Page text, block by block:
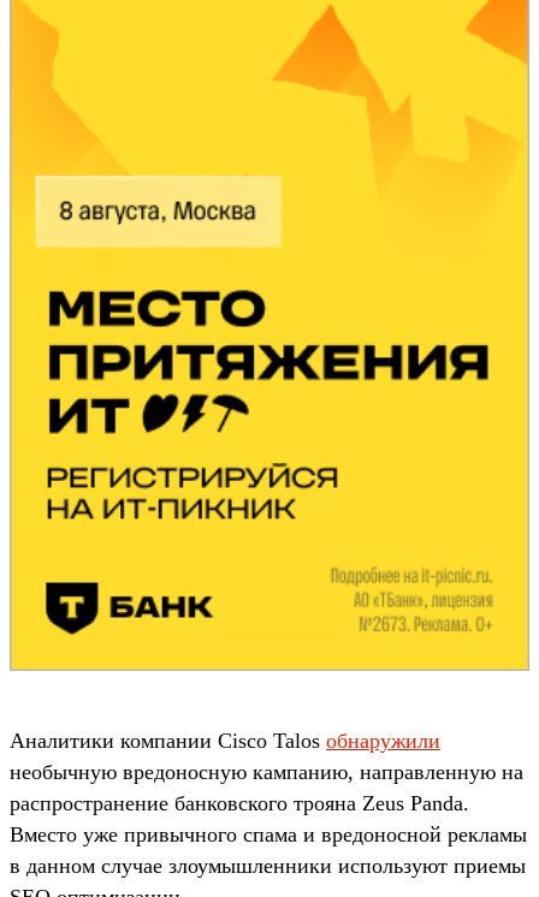
Аналитики компании Cisco Talos обнаружили
необычную вредоносную кампанию, направленную на
распространение банковского трояна Zeus Panda.
Вместо уже привычного спама и вредоносной рекламы
в данном случае злоумышленники используют приемы